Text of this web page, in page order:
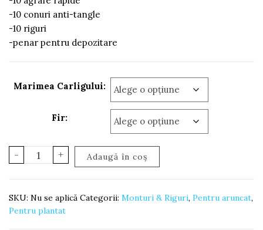
-10 conuri anti-tangle
-10 riguri
-penar pentru depozitare
Marimea Carligului:
Fir:
-
Cantitate
Penar
-
Blow-
+ Adaugă în coș
SKU: Nu se aplică Categorii: Monturi & Riguri, Pentru aruncat,
Pentru plantat